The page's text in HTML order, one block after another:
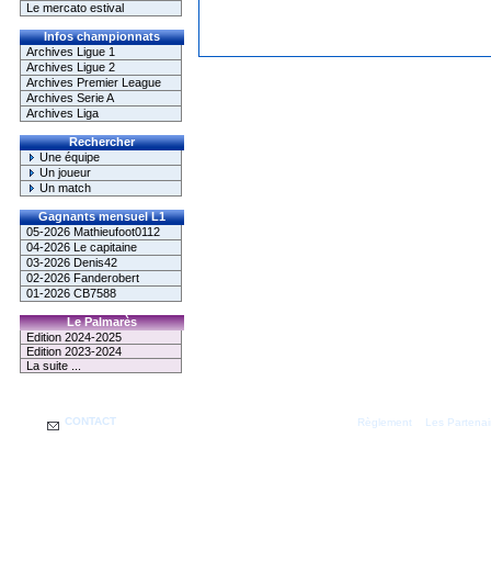
Le mercato estival
Infos championnats
Archives Ligue 1
Archives Ligue 2
Archives Premier League
Archives Serie A
Archives Liga
Rechercher
Une équipe
Un joueur
Un match
Gagnants mensuel L1
05-2026 Mathieufoot0112
04-2026 Le capitaine
03-2026 Denis42
02-2026 Fanderobert
01-2026 CB7588
Le Palmarès
Edition 2024-2025
Edition 2023-2024
La suite ...
CONTACT Règlement Les